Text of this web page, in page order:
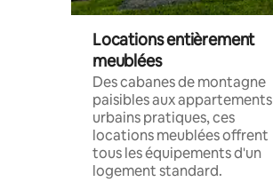
Locations entièrement
meublées
Des cabanes de montagne
paisibles aux appartements
urbains pratiques, ces
locations meublées offrent
tous les équipements d'un
logement standard.